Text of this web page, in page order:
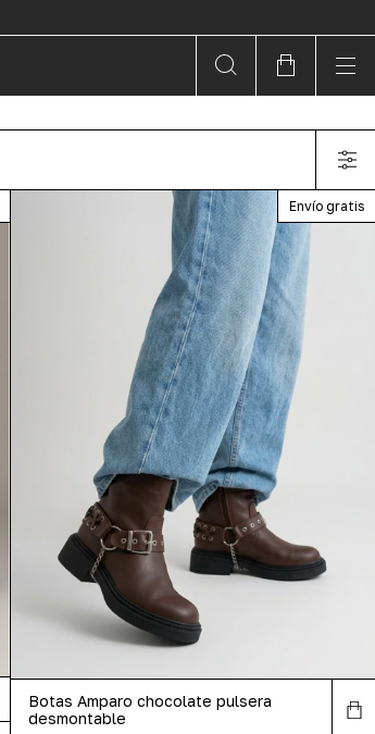
Envío gratis
Botas Amparo chocolate pulsera
desmontable